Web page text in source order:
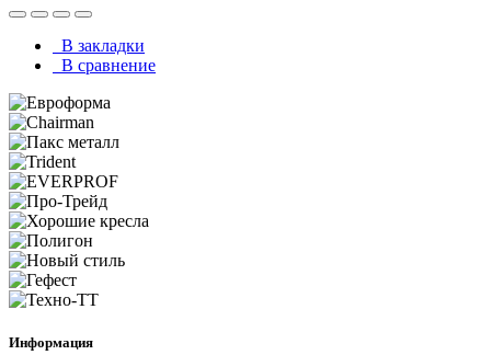
В закладки
В сравнение
Информация